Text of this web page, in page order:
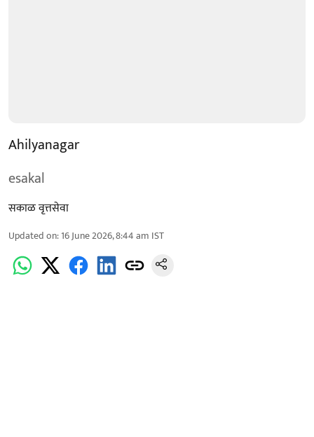
Ahilyanagar
esakal
सकाळ वृत्तसेवा
Updated on:16 June 2026, 8:44 am IST